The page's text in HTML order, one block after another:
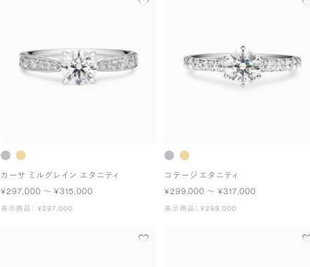
カーサ ミルグレイン エタニティ
¥297,000 〜 ¥315,000
表示商品： ¥297,000
コテージ エタニティ
¥299,000 〜 ¥317,000
表示商品： ¥299,000